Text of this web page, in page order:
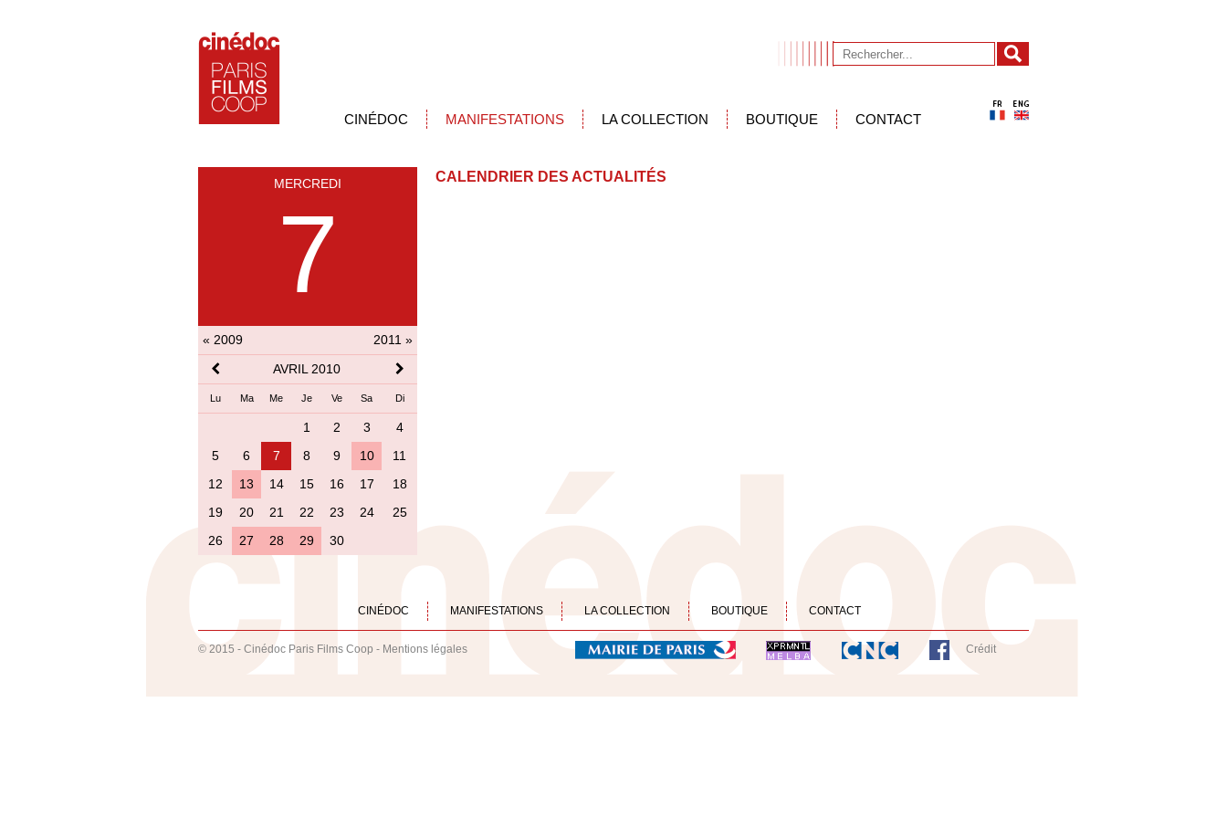
CINÉDOC MANIFESTATIONS LA COLLECTION BOUTIQUE CONTACT
MERCREDI
7
« 2009
2011 »
AVRIL 2010
Lu Ma Me Je Ve Sa Di
1 2 3
4
5
6 7 8 9 10
11
12
13 14 15 16 17
18
19
20 21 22 23 24
25
26
27 28 29 30
CALENDRIER DES ACTUALITÉS
CINÉDOC MANIFESTATIONS LA COLLECTION BOUTIQUE CONTACT
© 2015 - Cinédoc Paris Films Coop - Mentions légales Crédit